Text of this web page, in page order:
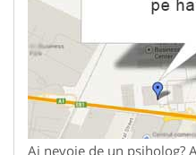
Ai nevoie de un psiholog?